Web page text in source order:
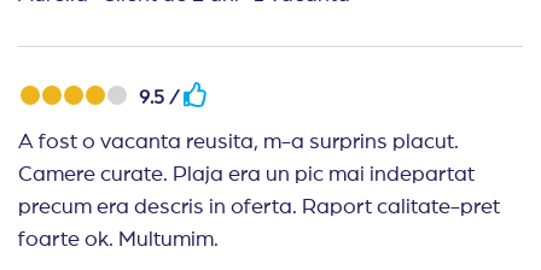
9.5 /
A fost o vacanta reusita, m-a surprins placut.
Camere curate. Plaja era un pic mai indepartat
precum era descris in oferta. Raport calitate-pret
foarte ok. Multumim.